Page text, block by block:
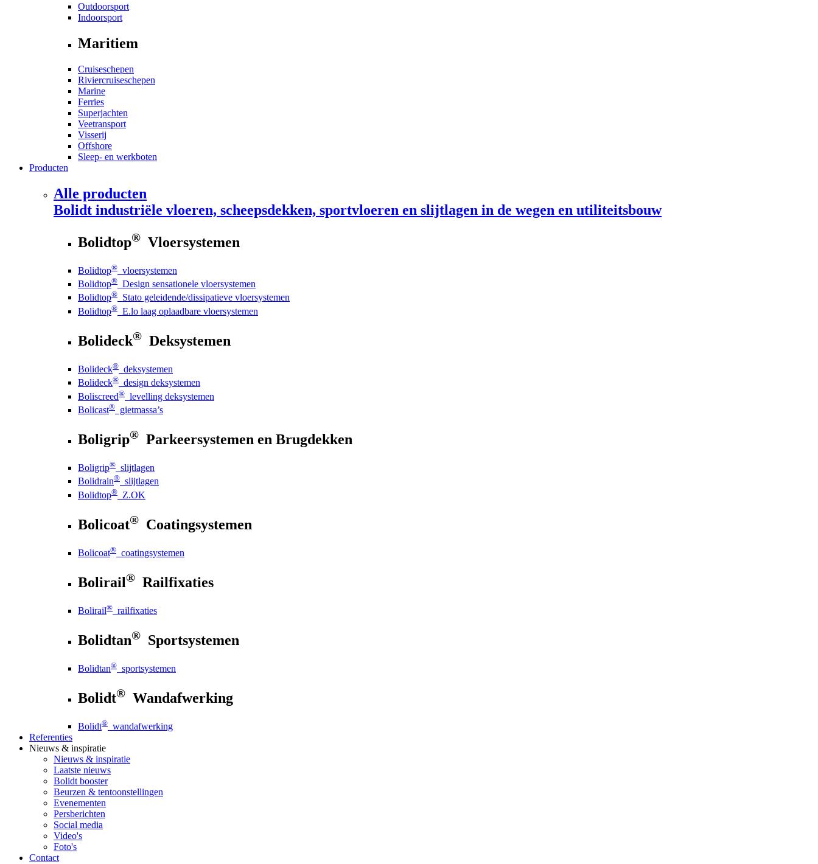
Outdoorsport
Indoorsport
Maritiem
Cruiseschepen
Riviercruiseschepen
Marine
Ferries
Superjachten
Veetransport
Visserij
Offshore
Sleep- en werkboten
Producten
Alle producten
Bolidt industriële vloeren, scheepsdekken, sportvloeren en slijtlagen in de wegen en utiliteitsbouw
Bolidtop® Vloersystemen
Bolidtop® vloersystemen
Bolidtop® Design sensationele vloersystemen
Bolidtop® Stato geleidende/dissipatieve vloersystemen
Bolidtop® E.lo laag oplaadbare vloersystemen
Bolideck® Deksystemen
Bolideck® deksystemen
Bolideck® design deksystemen
Boliscreed® levelling deksystemen
Bolicast® gietmassa’s
Boligrip® Parkeersystemen en Brugdekken
Boligrip® slijtlagen
Bolidrain® slijtlagen
Bolidtop® Z.OK
Bolicoat® Coatingsystemen
Bolicoat® coatingsystemen
Bolirail® Railfixaties
Bolirail® railfixaties
Bolidtan® Sportsystemen
Bolidtan® sportsystemen
Bolidt® Wandafwerking
Bolidt® wandafwerking
Referenties
Nieuws & inspiratie
Nieuws & inspiratie
Laatste nieuws
Bolidt booster
Beurzen & tentoonstellingen
Evenementen
Persberichten
Social media
Video's
Foto's
Contact